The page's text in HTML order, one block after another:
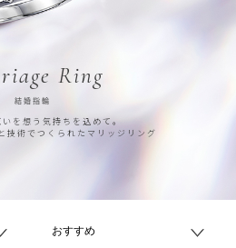
Ring
結婚指輪
いを想う気持ちを込めて。
技術でつくられたマリッジリング